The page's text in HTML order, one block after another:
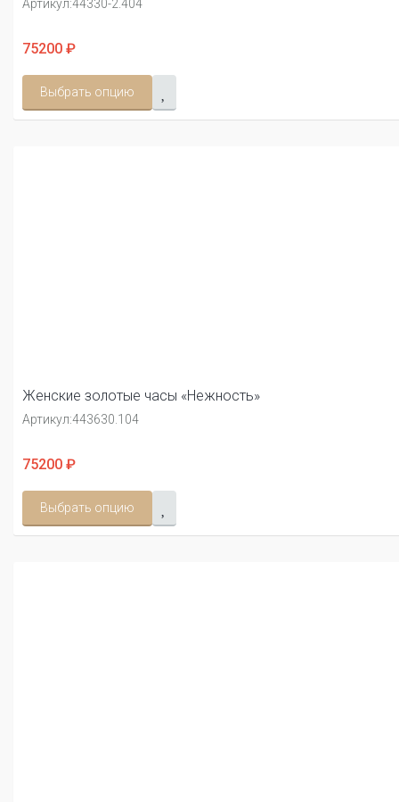
Артикул:44330-2.404
75200 ₽
Выбрать опцию
Женские золотые часы «Нежность»
Артикул:443630.104
75200 ₽
Выбрать опцию